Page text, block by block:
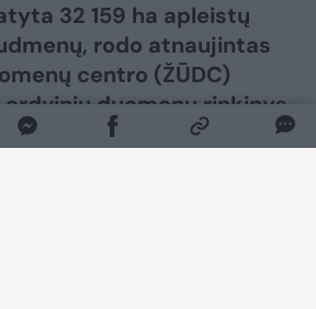
32 159 ha apleistų
rodo atnaujintas
centro (ŽŪDC)
duomenų rinkinys.